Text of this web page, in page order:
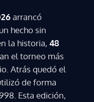
arrancó
hecho sin
la historia, 48
el torneo más
Atrás quedó el
de forma
Esta edición,